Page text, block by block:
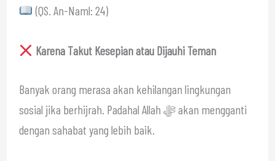
(QS. An-Naml: 24)
Karena Takut Kesepian atau Dijauhi Teman
Banyak orang merasa akan kehilangan lingkungan
sosial jika berhijrah. Padahal Allah ﷻ akan mengganti
dengan sahabat yang lebih baik.